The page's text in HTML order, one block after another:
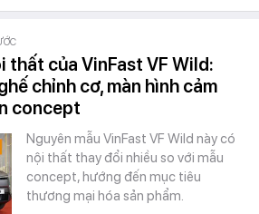
thất của VinFast VF Wild:
chỉnh cơ, màn hình cảm
concept
Nguyên mẫu VinFast VF Wild này có
nội thất thay đổi nhiều so với mẫu
concept, hướng đến mục tiêu
thương mại hóa sản phẩm.